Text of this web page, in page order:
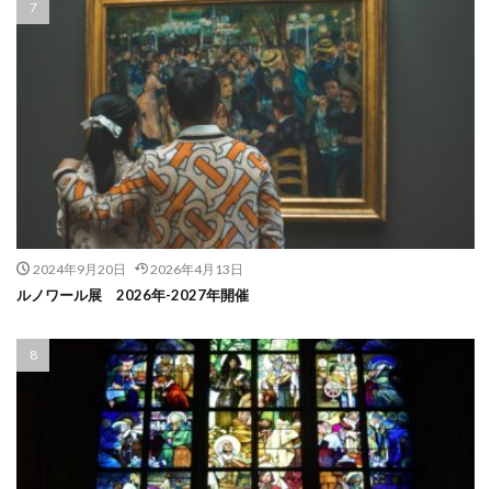
2024年9月20日 2026年4月13日
ルノワール展 2026年-2027年開催